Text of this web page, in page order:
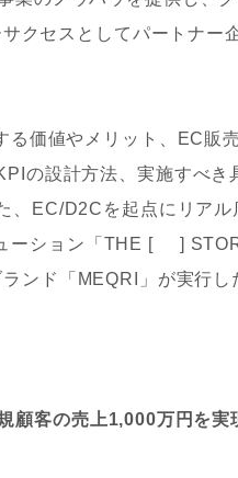
クセスとしてパートナー
価値やメリット、EC販
の設計方法、実施すべき
、EC/D2Cを起点にリア
ーション「THE [ ]
ンド「MEQRI」が実行
客の売上1,000万円を実